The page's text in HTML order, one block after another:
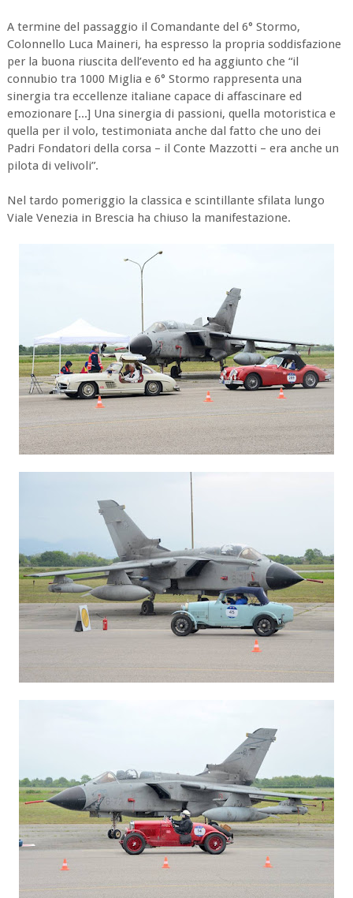
A termine del passaggio il Comandante del 6° Stormo,
Colonnello Luca Maineri, ha espresso la propria soddisfazione
per la buona riuscita dell’evento ed ha aggiunto che “il
connubio tra 1000 Miglia e 6° Stormo rappresenta una
sinergia tra eccellenze italiane capace di affascinare ed
emozionare [...] Una sinergia di passioni, quella motoristica e
quella per il volo, testimoniata anche dal fatto che uno dei
Padri Fondatori della corsa – il Conte Mazzotti – era anche un
pilota di velivoli”.
Nel tardo pomeriggio la classica e scintillante sfilata lungo
Viale Venezia in Brescia ha chiuso la manifestazione.